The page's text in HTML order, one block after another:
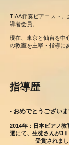
TIAA伴奏ピアニスト。
導者会員。
現在、東京と仙台を中
の教室を主宰・ 指導に
指導歴
- おめでとうござい
2014年：日本ピアノ
選にて、生徒さんが
受賞されまし